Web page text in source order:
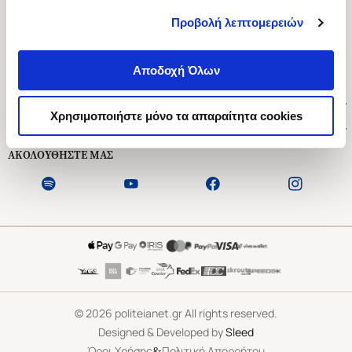
Προβολή λεπτομερειών
Αποδοχή Όλων
Χρησιμοποιήστε μόνο τα απαραίτητα cookies
Ασκληπιού 1-3, Αθήνα 106 79
Δευτέρα - Παρασκευή 09:00-21:00
Εξυπηρέτηση Πελατών
ΑΚΟΛΟΥΘΗΣΤΕ ΜΑΣ
©2026 politeianet.gr All rights reserved.
Designed & Developed bySleed